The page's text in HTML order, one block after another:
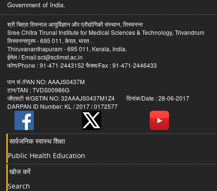
Government of India.
श्री चित्रा तिरुनाल आयुर्विज्ञान और प्रौद्योगिकी संस्थान, तिरुवनन्त
Sree Chitra Tirunal Institute for Medical Sciences & Technology, Trivandrum
तिरुवनन्तपुरम - 695 011, केरल, भारत .
Thiruvananthapuram - 695 011, Kerala, India.
ईमेल / Email:sct@sctimst.ac.in
फोण/Phone : 91-471-2443152 फैक्स/Fax : 91-471-2446433
पान सं /PAN NO: AAAJS0437M
टान/TAN : TVDS00986G
जीएसटी सं/GSTIN NO: 32AAAJS0437M1Z4 दिनांक/Date : 28-06-2017
DARPAN ID Number: KL / 2017 / 0172577
सार्वजनिक स्वास्थ शिक्षा
Public Health Education
खोज करें
Search